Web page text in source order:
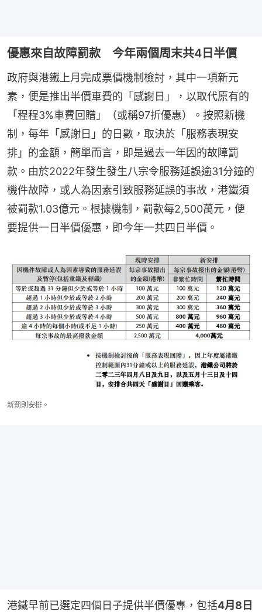
優惠來自故障罰款 今年兩個周末共4日半價
政府與港鐵上月完成票價機制檢討，其中一項新元
素，便是推出半價車費的「感謝日」，以取代原有的
「程程3%車費回贈」（或稱97折優惠）。按照新機
制，每年「感謝日」的日數，取決於「服務表現安
排」的金額，簡單而言，即是過去一年因的故障罰
款。由於2022年發生發生八宗令服務延誤逾31分鐘的
機件故障，或人為因素引致服務延誤的事故，港鐵須
被罰款1.03億元。根據機制，罰款每2,500萬元，便
要提供一日半價優惠，即今年一共四日半價。
新罰則安排。
港鐵早前已選定四個日子提供半價優專，包括4月8日